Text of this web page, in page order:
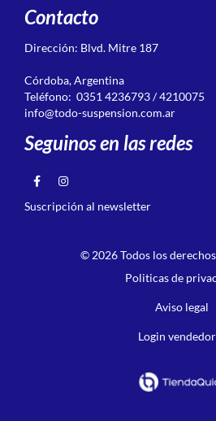
Contacto
Dirección: Blvd. Mitre 187
Córdoba, Argentina
Teléfono: 0351 4236793 / 4210075
info@todo-suspension.com.ar
Seguinos en las redes
Suscripción al newsletter
© 2026 Todos los
Politicas de
Aviso legal
Login